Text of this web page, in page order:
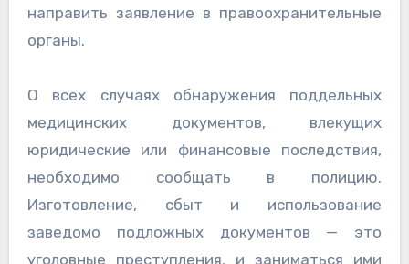
направить заявление в правоохранительные
органы.
О всех случаях обнаружения поддельных
медицинских документов, влекущих
юридические или финансовые последствия,
необходимо сообщать в полицию.
Изготовление, сбыт и использование
заведомо подложных документов — это
уголовные преступления, и заниматься ими